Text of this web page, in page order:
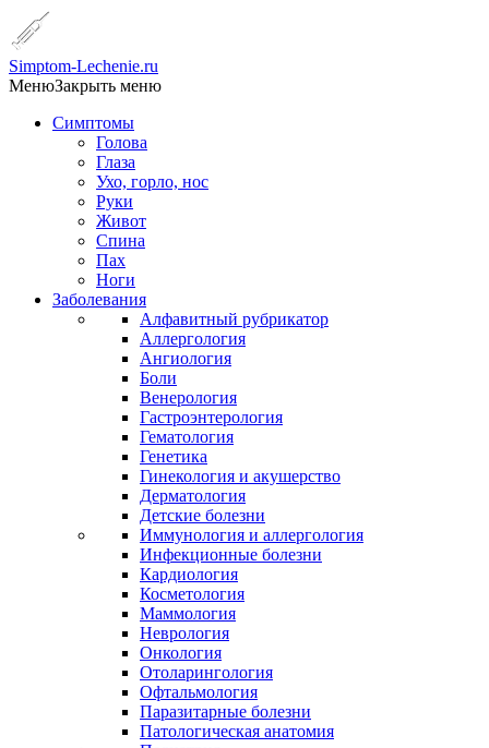
Simptom-Lechenie.ru
МенюЗакрыть меню
Симптомы
Голова
Глаза
Ухо, горло, нос
Руки
Живот
Спина
Пах
Ноги
Заболевания
Алфавитный рубрикатор
Аллергология
Ангиология
Боли
Венерология
Гастроэнтерология
Гематология
Генетика
Гинекология и акушерство
Дерматология
Детские болезни
Иммунология и аллергология
Инфекционные болезни
Кардиология
Косметология
Маммология
Неврология
Онкология
Отоларингология
Офтальмология
Паразитарные болезни
Патологическая анатомия